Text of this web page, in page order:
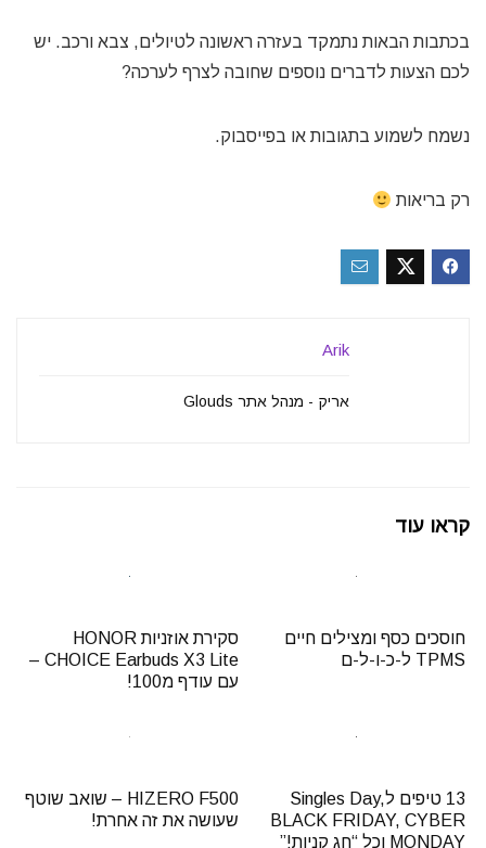
בכתבות הבאות נתמקד בעזרה ראשונה לטיולים, צבא ורכב. יש
לכם הצעות לדברים נוספים שחובה לצרף לערכה?
נשמח לשמוע בתגובות או בפייסבוק.
רק בריאות
Arik
אריק - מנהל אתר Glouds
קראו עוד
חוסכים כסף ומצילים חיים
TPMS ל-כ-ו-ל-ם
סקירת אוזניות HONOR
CHOICE Earbuds X3 Lite –
עם עודף מ100!
13 טיפים לSingles Day,
BLACK FRIDAY, CYBER
MONDAY וכל “חג קניות!”
HIZERO F500 – שואב שוטף
שעושה את זה אחרת!